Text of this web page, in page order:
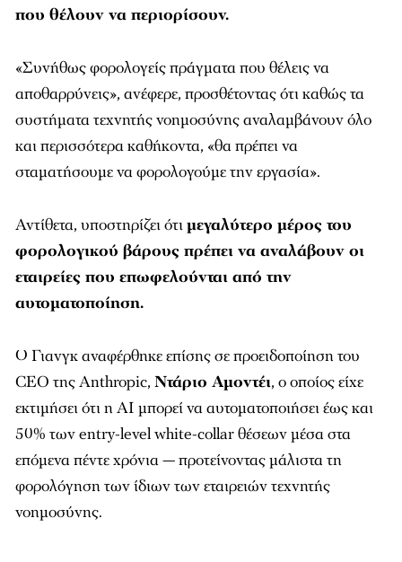
που θέλουν να περιορίσουν.
«Συνήθως φορολογείς πράγματα που θέλεις να
αποθαρρύνεις», ανέφερε, προσθέτοντας ότι καθώς τα
συστήματα τεχνητής νοημοσύνης αναλαμβάνουν όλο
και περισσότερα καθήκοντα, «θα πρέπει να
σταματήσουμε να φορολογούμε την εργασία».
Αντίθετα, υποστηρίζει ότιμεγαλύτερο μέρος του
φορολογικού βάρους πρέπει να αναλάβουν οι
εταιρείες που επωφελούνται από την
αυτοματοποίηση.
Ο Γιανγκ αναφέρθηκε επίσης σε προειδοποίηση του
CEO της Anthropic, Ντάριο Αμοντέι, ο οποίος είχε
εκτιμήσει ότι η AI μπορεί να αυτοματοποιήσει έως και
50% των entry-level white-collar θέσεων μέσα στα
επόμενα πέντε χρόνια — προτείνοντας μάλιστα τη
φορολόγηση των ίδιων των εταιρειών τεχνητής
νοημοσύνης.